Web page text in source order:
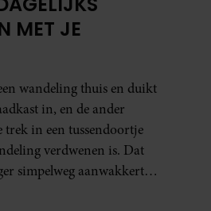
MET JE
wandeling thuis en duikt
in, en de ander
trek in een tussendoortje
verdwenen is. Dat
simpelweg aanwakkert,